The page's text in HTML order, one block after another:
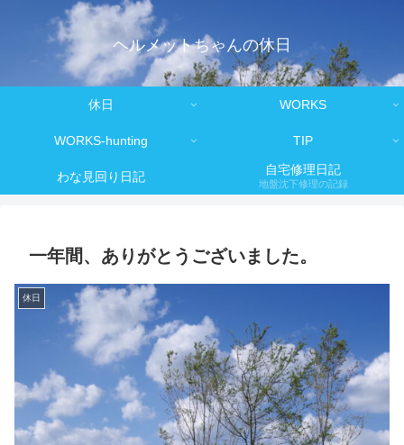
ヘルメットちゃんの休日
休日 WORKS
WORKS-hunting TIP
わな見回り日記 自宅修理日記
地盤沈下修理の記録
一年間、ありがとうございました。
休日